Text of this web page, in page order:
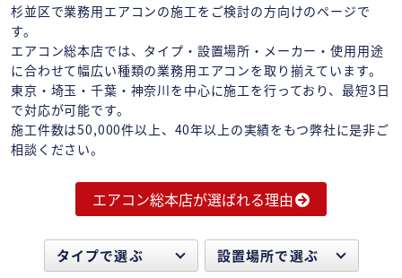
杉並区で業務用エアコンの施工をご検討の方向けのページで
す。
エアコン総本店では、タイプ・設置場所・メーカー・使用用途
に合わせて幅広い種類の業務用エアコンを取り揃えています。
東京・埼玉・千葉・神奈川を中心に施工を行っており、最短3日
で対応が可能です。
施工件数は50,000件以上、40年以上の実績をもつ弊社に是非ご
相談ください。
エアコン総本店が選ばれる理由
タイプで選ぶ 設置場所で選ぶ